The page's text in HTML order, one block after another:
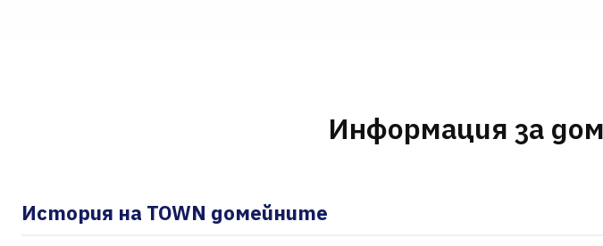
Информация за
История на TOWN домейните